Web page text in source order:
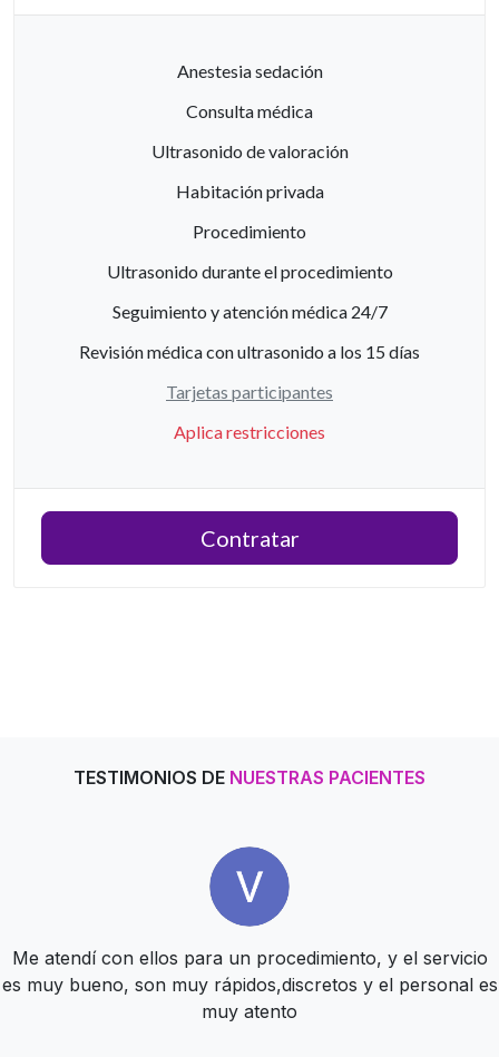
Anestesia sedación
Consulta médica
Ultrasonido de valoración
Habitación privada
Procedimiento
Ultrasonido durante el procedimiento
Seguimiento y atención médica 24/7
Revisión médica con ultrasonido a los 15 días
Tarjetas participantes
Aplica restricciones
Contratar
TESTIMONIOS DE NUESTRAS PACIENTES
Estupenda atención desde hace más de 10 años. súper
profesionales
Me atendí con ellos para un procedimiento, y el servicio
es muy bueno, son muy rápidos,discretos y el personal es
muy atento
Tienen un muy bien servicio, todos son muy amables y te
atienden con delicadeza